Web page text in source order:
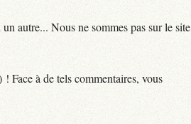
autre... Nous ne sommes pas sur le site
Face à de tels commentaires, vous